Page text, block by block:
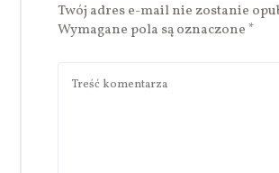
Twój adres e-mail nie zostanie
Wymagane pola są oznaczone *